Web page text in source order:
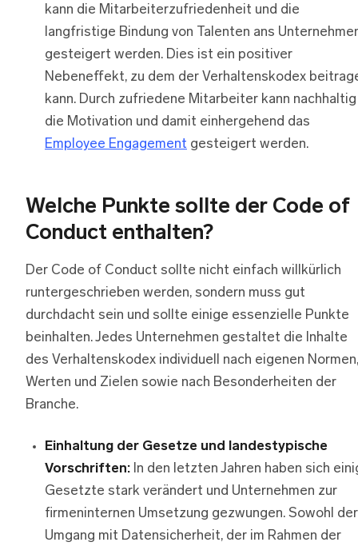
kann die Mitarbeiterzufriedenheit und die
langfristige Bindung von Talenten ans
gesteigert werden. Dies ist ein positiver
Nebeneffekt, zu dem der Verhaltenskodex
kann. Durch zufriedene Mitarbeiter kann nachhaltig
die Motivation und damit einhergehend das
Employee Engagement gesteigert werden.
Welche Punkte sollte der Code of
Conduct enthalten?
Der Code of Conduct sollte nicht einfach willkürlich
runtergeschrieben werden, sondern muss gut
durchdacht sein und sollte einige essenzielle Punkte
beinhalten. Jedes Unternehmen gestaltet die Inhalte
des Verhaltenskodex individuell nach eigenen Normen,
Werten und Zielen sowie nach Besonderheiten der
Branche.
Einhaltung der Gesetze und landestypische
Vorschriften: In den letzten Jahren haben sich
Gesetzte stark verändert und Unternehmen zur
firmeninternen Umsetzung gezwungen. Sowohl der
Umgang mit Datensicherheit, der im Rahmen der